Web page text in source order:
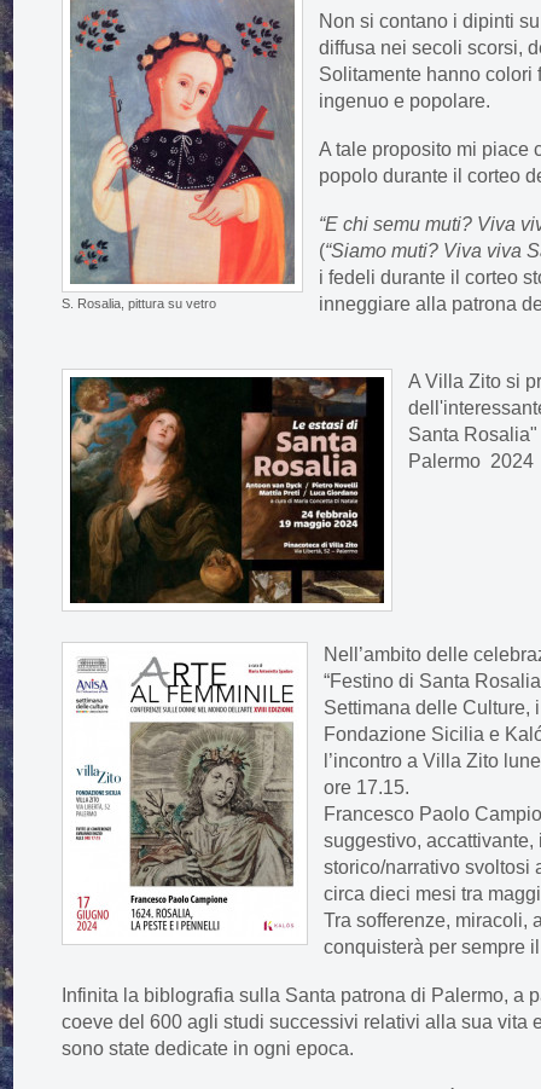
S. Rosalia, pittura su vetro
Non si contano i dipinti
diffusa nei secoli scorsi,
Solitamente hanno colori
ingenuo e popolare.
A tale proposito mi piace
popolo durante il corteo
“E chi semu muti? Viva
(“Siamo muti? Viva viva
i fedeli durante il corteo
inneggiare alla patrona
A Villa Zito si
Santa
Palermo 2024
Nell’ambito delle
“Festino di Santa
Settimana delle Culture,
Fondazione Sicilia e
l’incontro a Villa Zito
ore 17.15.
Francesco Paolo
suggestivo, accattivante,
storico/narrativo svoltosi
circa dieci mesi tra
Tra sofferenze, miracoli,
conquisterà per sempre
Infinita la biblografia sulla Santa patrona di Palermo, a
coeve del 600 agli studi successivi relativi alla sua vita
sono state dedicate in ogni epoca.